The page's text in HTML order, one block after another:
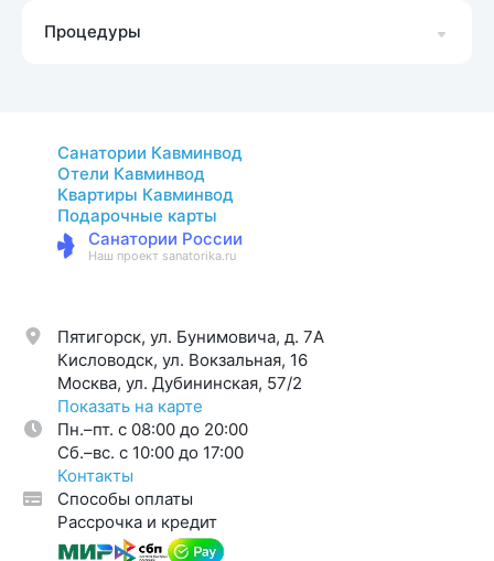
Процедуры
Санатории Кавминвод
Отели Кавминвод
Квартиры Кавминвод
Подарочные карты
Санатории России
Наш проект sanatorika.ru
Пятигорск, ул. Бунимовича, д. 7A
Кисловодск, ул. Вокзальная, 16
Москва, ул. Дубининская, 57/2
Показать на карте
Пн.–пт. с 08:00 до 20:00
Cб.–вс. с 10:00 до 17:00
Контакты
Способы оплаты
Рассрочка и кредит